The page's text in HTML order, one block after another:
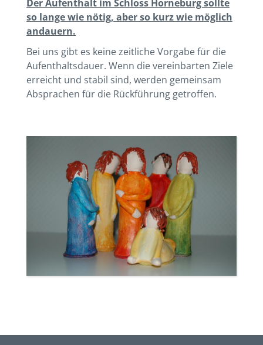
Der Aufenthalt im Schloss Horneburg sollte
so lange wie nötig, aber so kurz wie möglich
andauern.
Bei uns gibt es keine zeitliche Vorgabe für die
Aufenthaltsdauer. Wenn die vereinbarten Ziele
erreicht und stabil sind, werden gemeinsam
Absprachen für die Rückführung getroffen.